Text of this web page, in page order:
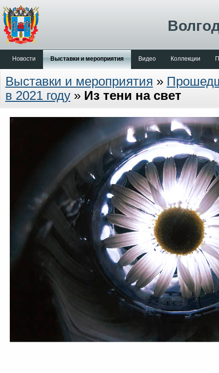
Новости Выставки и мероприятия Видео Коллекции
Выставки и мероприятия »
в 2021 году» Из тени на свет